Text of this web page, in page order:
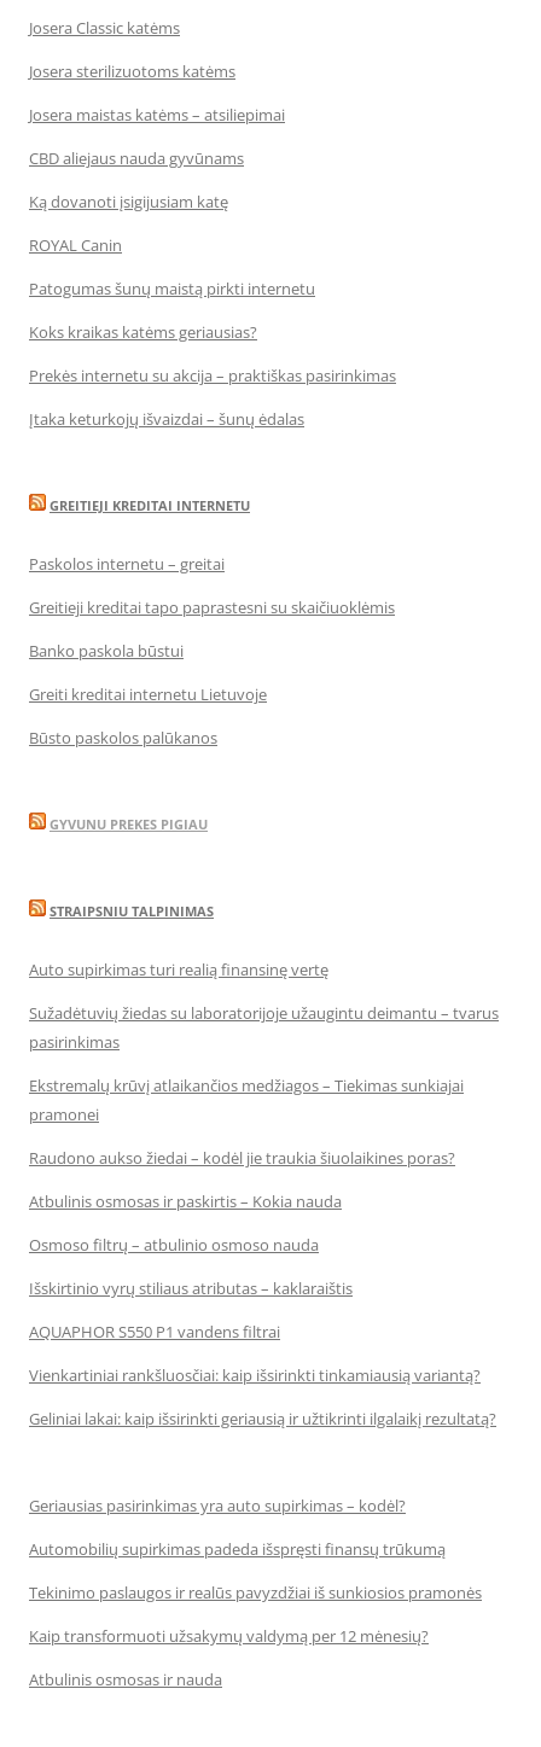
Josera Classic katėms
Josera sterilizuotoms katėms
Josera maistas katėms – atsiliepimai
CBD aliejaus nauda gyvūnams
Ką dovanoti įsigijusiam katę
ROYAL Canin
Patogumas šunų maistą pirkti internetu
Koks kraikas katėms geriausias?
Prekės internetu su akcija – praktiškas pasirinkimas
Įtaka keturkojų išvaizdai – šunų ėdalas
GREITIEJI KREDITAI INTERNETU
Paskolos internetu – greitai
Greitieji kreditai tapo paprastesni su skaičiuoklėmis
Banko paskola būstui
Greiti kreditai internetu Lietuvoje
Būsto paskolos palūkanos
GYVUNU PREKES PIGIAU
STRAIPSNIU TALPINIMAS
Auto supirkimas turi realią finansinę vertę
Sužadėtuvių žiedas su laboratorijoje užaugintu deimantu – tvarus
pasirinkimas
Ekstremalų krūvį atlaikančios medžiagos – Tiekimas sunkiajai
pramonei
Raudono aukso žiedai – kodėl jie traukia šiuolaikines poras?
Atbulinis osmosas ir paskirtis – Kokia nauda
Osmoso filtrų – atbulinio osmoso nauda
Išskirtinio vyrų stiliaus atributas – kaklaraištis
AQUAPHOR S550 P1 vandens filtrai
Vienkartiniai rankšluosčiai: kaip išsirinkti tinkamiausią variantą?
Geliniai lakai: kaip išsirinkti geriausią ir užtikrinti ilgalaikį rezultatą?
Geriausias pasirinkimas yra auto supirkimas – kodėl?
Automobilių supirkimas padeda išspręsti finansų trūkumą
Tekinimo paslaugos ir realūs pavyzdžiai iš sunkiosios pramonės
Kaip transformuoti užsakymų valdymą per 12 mėnesių?
Atbulinis osmosas ir nauda